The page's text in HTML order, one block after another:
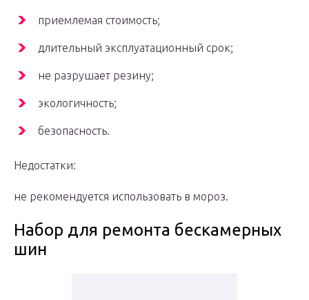
приемлемая стоимость;
длительный эксплуатационный срок;
не разрушает резину;
экологичность;
безопасность.
Недостатки:
не рекомендуется использовать в мороз.
Набор для ремонта бескамерных
шин